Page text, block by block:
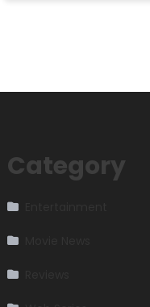
Category